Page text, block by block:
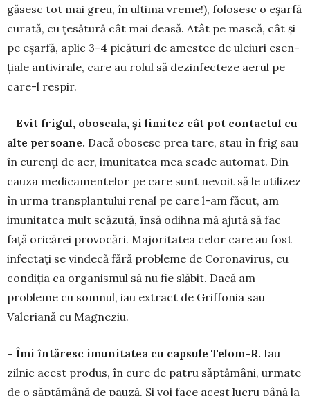
găsesc tot mai greu, în ultima vreme!), folosesc o eșarfă
curată, cu țesătură cât mai deasă. Atât pe mască, cât și
pe eșarfă, aplic 3-4 picături de amestec de uleiuri esen­
țiale antivirale, care au rolul să dezinfecteze aerul pe
care-l respir.
– Evit frigul, oboseala, și limitez cât pot con­tactul cu
alte persoane. Dacă obosesc prea tare, stau în frig sau
în curenți de aer, imunitatea mea scade automat. Din
cauza medicamentelor pe care sunt nevoit să le utilizez
în urma transplantului renal pe care l-am făcut, am
imunitatea mult scăzută, însă odihna mă ajută să fac
față oricărei provocări. Majoritatea celor care au fost
infectați se vindecă fără probleme de Coronavirus, cu
condiția ca organismul să nu fie slăbit. Dacă am
probleme cu somnul, iau extract de Griffonia sau
Valeriană cu Magneziu.
– Îmi întăresc imunitatea cu capsule Telom-R. Iau
zilnic acest produs, în cure de patru săptămâni, urmate
de o săptămână de pauză. Și voi face acest lucru până la